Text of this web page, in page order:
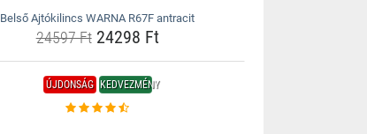
Belső Ajtókilincs WARNA R67F antracit
24597 Ft24298 Ft
ÚJDONSÁG KEDVEZMÉNY